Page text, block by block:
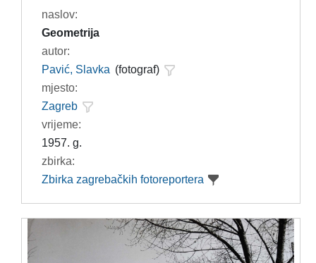
naslov:
Geometrija
autor:
Pavić, Slavka (fotograf)
mjesto:
Zagreb
vrijeme:
1957. g.
zbirka:
Zbirka zagrebačkih fotoreportera